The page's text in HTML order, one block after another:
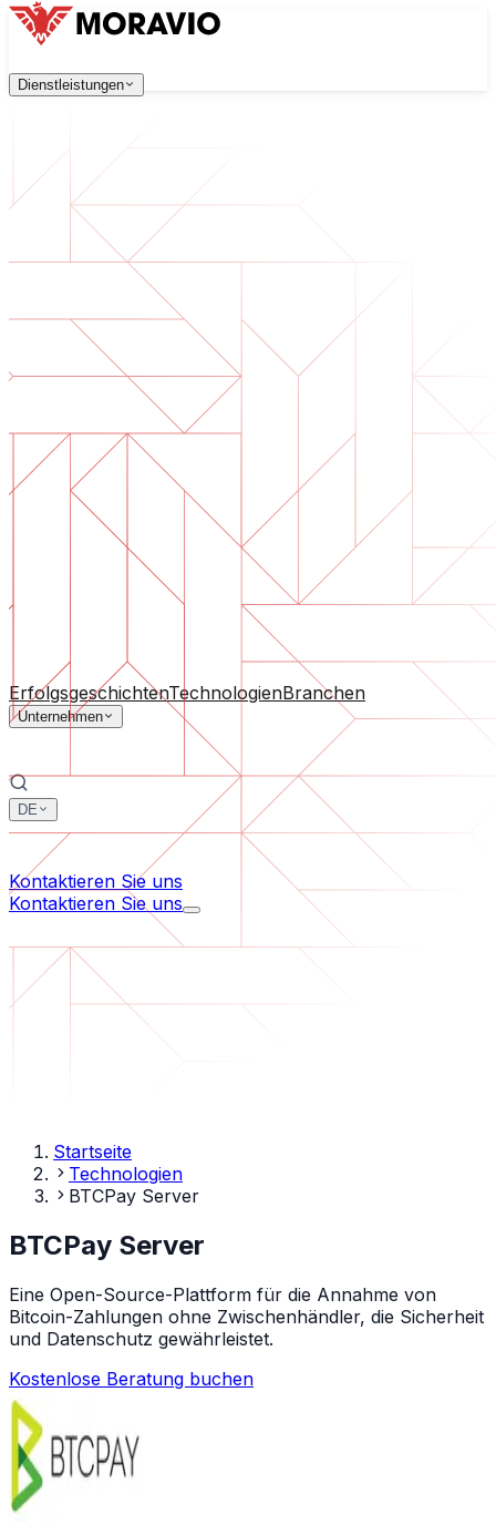
Dienstleistungen
Softwareentwicklung
Webanwendungen, die skalierbar, sicher und
Digitale Transformation
Digitalisieren Sie Ihr Unternehmen. Bereiten Sie sich auf
KI-Softwareentwicklung
Maßgeschneiderte KI-Tools, integriert in Ihre Prozesse.
Produktentwicklung
Von der Idee zum fertigen Produkt — Design,
Technische Due Diligence
Qualitätsbewertung und Risikoidentifikation in Ihrer
Software-Support
Laufende Wartung oder Rettung eines Projekts, das aus
Nach Unternehmensgröße
Für mittelständische Unternehmen
Alle Dienstleistungen
ErfolgsgeschichtenTechnologienBranchen
Unternehmen
DE
한국어
Kontaktieren Sie uns
Kontaktieren Sie uns
Alle Dienstleistungen→
English
Kontaktieren Sie uns
Startseite
Technologien
BTCPay Server
BTCPay Server
Eine Open-Source-Plattform für die Annahme von
Bitcoin-Zahlungen ohne Zwischenhändler, die Sicherheit
und Datenschutz gewährleistet.
Kostenlose Beratung buchen